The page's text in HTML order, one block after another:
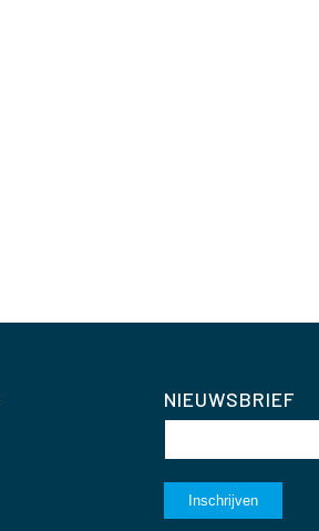
NIEUWSBRIEF